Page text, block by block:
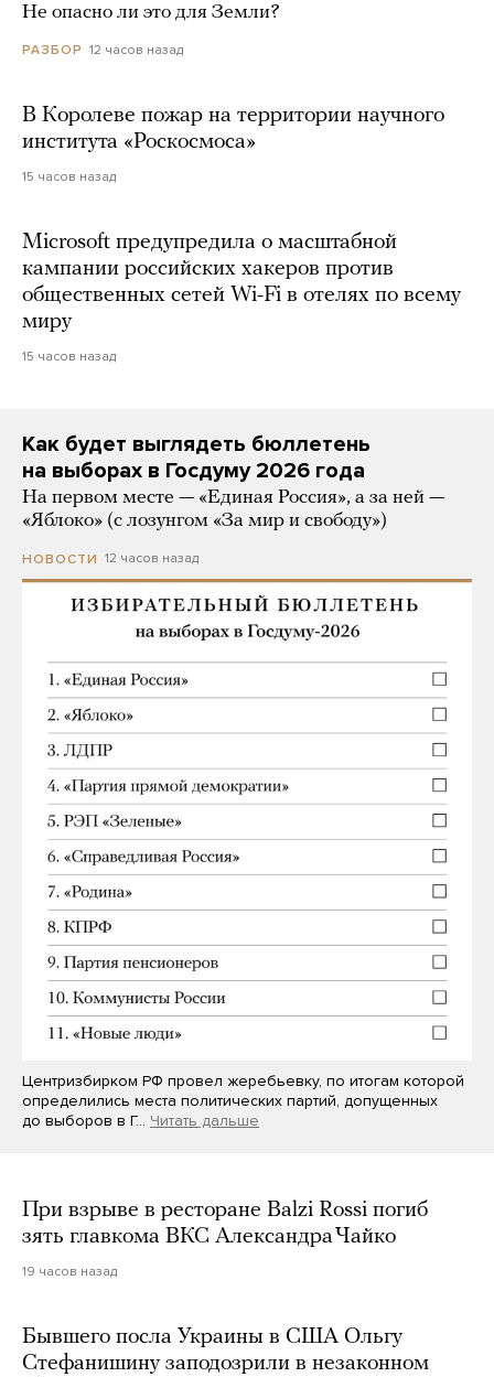
Не опасно ли это для Земли?
РАЗБОР 12 часов назад
В Королеве пожар на территории научного
института «Роскосмоса»
15 часов назад
Microsoft предупредила о масштабной
кампании российских хакеров против
общественных сетей Wi-Fi в отелях по всему
миру
15 часов назад
Как будет выглядеть бюллетень
на выборах в Госдуму 2026 года
На первом месте — «Единая Россия», а за ней —
«Яблоко» (с лозунгом «За мир и свободу»)
НОВОСТИ 12 часов назад
Центризбирком РФ провел жеребьевку, по итогам которой
определились места политических партий, допущенных
до выборов в Г… Читать дальше
При взрыве в ресторане Balzi Rossi погиб
зять главкома ВКС Александра Чайко
19 часов назад
Бывшего посла Украины в США Ольгу
Стефанишину заподозрили в незаконном